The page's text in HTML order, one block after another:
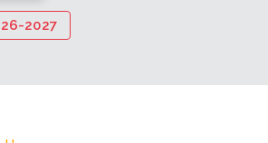
2027